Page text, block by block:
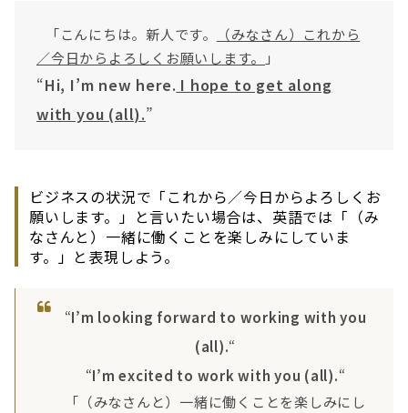
「こんにちは。新人です。
（みなさん）これから
／今日からよろしくお願いします。
」
“Hi, I’m new here. I hope to get along
with you (all).”
ビジネスの状況で「これから／今日からよろしくお
願いします。」と言いたい場合は、英語では「（み
なさんと）一緒に働くことを楽しみにしていま
す。」と表現しよう。
“I’m looking forward to working with you
(all).“
“I’m excited to work with you (all).“
「（みなさんと）一緒に働くことを楽しみにし